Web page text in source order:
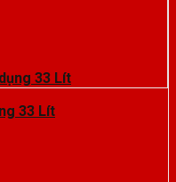
33 Lít